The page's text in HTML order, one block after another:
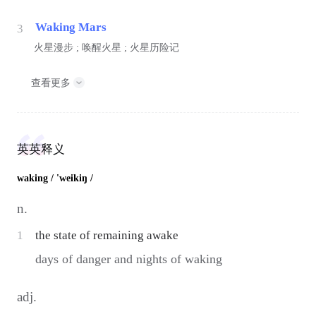
3 Waking Mars
火星漫步 ; 唤醒火星 ; 火星历险记
查看更多
英英释义
waking / 'weikiŋ /
n.
1 the state of remaining awake
days of danger and nights of waking
adj.